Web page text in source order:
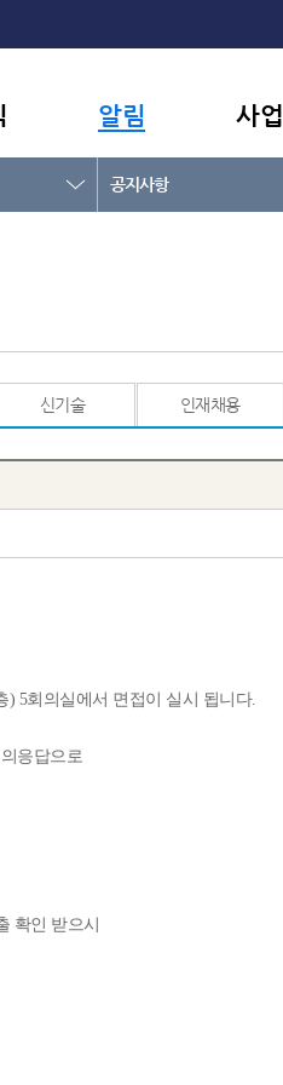
알림 사업
공지사항
신기술 인재채용
) 5회의실에서 면접이 실시 됩니다.
응답으로
확인 받으시